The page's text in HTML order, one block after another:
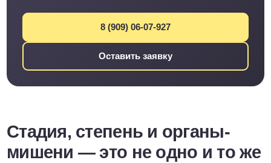
8 (909) 06-07-927
Оставить заявку
Стадия, степень и органы-
мишени — это не одно и то же